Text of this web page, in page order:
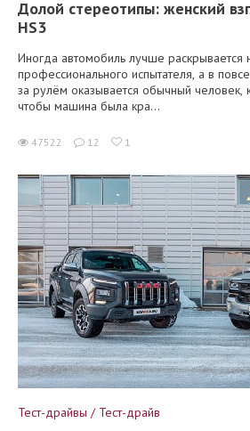
Долой стереотипы: женский
HS3
Иногда автомобиль лучше раскрывается
профессионального испытателя, а в
за рулём оказывается обычный человек,
чтобы машина была кра...
47522 12 1
Тест-драйвы / Тест-драйв